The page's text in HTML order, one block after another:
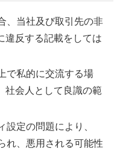
、当社及び取引先の非
違反する記載をしては
で私的に交流する場
社会人として良識の範
定の問題により、
れ、悪用される可能性